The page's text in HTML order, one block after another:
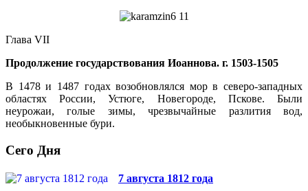
Глава VII
Продолжение государствования Иоаннова. г. 1503-1505
В 1478 и 1487 годах возобновлялся мор в северо-западных
областях России, Устюге, Новегороде, Пскове. Были
неурожаи, голые зимы, чрезвычайные разлития вод,
необыкновенные бури.
Сего Дня
7 августа 1812 года